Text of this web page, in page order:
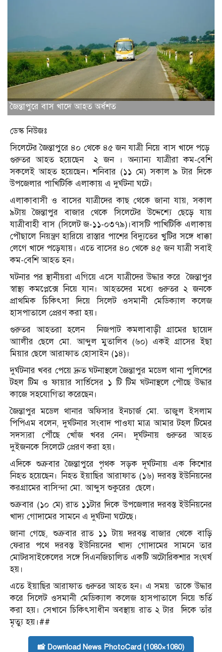
জৈন্তাপুরে বাস খাদে আহত অর্ধশত
ডেস্ক নিউজঃ
সিলেটের জৈন্তাপুরে ৪০ থেকে ৪৫ জন যাত্রী নিয়ে বাস খাদে পড়ে
গুরুতর আহত হয়েছেন ২ জন । অন্যান্য যাত্রীরা কম-বেশি
সকলেই আহত হয়েছেন। শনিবার (১১ মে) সকাল ৯ টার দিকে
উপজেলার পাখিটিকি এলাকায় এ দুর্ঘটনা ঘটে।
এলাকাবাসী ও বাসের যাত্রীদের কাছ থেকে জানা যায়, সকাল
৯টায় জৈন্তাপুর বাজার থেকে সিলেটের উদ্দেশ্যে ছেড়ে যায়
যাত্রীবাহী বাস (সিলেট জ-১১-০৩৭৯)।বাসটি পাখিটিকি এলাকায়
পৌছালে নিয়ন্ত্রণ হারিয়ে রাস্তার পাশের বিদ্যুতের খুটির সঙ্গে ধাক্কা
লেগে খাদে পড়েযায়। এতে বাসের ৪০ থেকে ৪৫ জন যাত্রী সবাই
কম-বেশি আহত হন।
ঘটনার পর স্থানীয়রা এগিয়ে এসে যাত্রীদের উদ্ধার করে জৈন্তাপুর
স্বাস্থ্য কমপ্লেক্সে নিয়ে যান। আহতদের মধ্যে গুরুতর ২ জনকে
প্রাথমিক চিকিৎসা দিয়ে সিলেট ওসমানী মেডিক্যাল কলেজ
হাসপাতালে প্রেরণ করা হয়।
গুরুতর আহতরা হলেন নিজপাট কমলাবাড়ী গ্রামের ছায়েদ
আালীর ছেলে মো. আব্দুল মুতালিব (৬০) একই গ্রাসের ইছা
মিয়ার ছেলে আরাফাত হোসাইন (১৪)।
দুর্ঘটনার খবর পেয়ে দ্রুত ঘটনাস্থলে জৈন্তাপুর মডেল থানা পুলিশের
টহল টিম ও ফায়ার সার্ভিসের ১ টি টিম ঘটনাস্থলে পৌছে উদ্ধার
কাজে সহযোগিতা করেছেন।
জৈন্তাপুর মডেল থানার অফিসার ইনচার্জ মো. তাজুল ইসলাম
পিপিএম বলেন, দুর্ঘটনার সংবাদ পাওযা মাত্র আমার টহল টিমের
সদস্যরা পৌঁছে খোঁজ খবর নেন। দূর্ঘটনায় গুরুতর আহত
দুইজনকে সিলেটে প্রেরণ করা হয়।
এদিকে শুক্রবার জৈন্তাপুরে পৃথক সড়ক দূর্ঘটনায় এক কিশোর
নিহত হয়েছেন। নিহত ইয়াছির আরাফাত (১৬) দরবস্ত ইউনিয়নের
করগ্রামের বাসিন্দা মো. আব্দুস শুকুরের ছেলে।
শুক্রবার (১০ মে) রাত ১১টার দিকে উপজেলার দরবস্ত ইউনিয়নের
খাদ্য গোদামের সামনে এ দুর্ঘটনা ঘটেছে।
জানা গেছে, শুক্রবার রাত ১১ টায় দরবন্ত বাজার থেকে বাড়ি
ফেরার পথে দরবস্ত ইউনিয়নের খাদ্য গোদামের সামনে তার
মোটরসাইকেলের সঙ্গে সিএনজিচালিত একটি অটোরিকশার সংঘর্ষ
হয়।
এতে ইয়াছির আরাফাত গুরুতর আহত হন। এ সময় তাকে উদ্ধার
করে সিলেট ওসমানী মেডিক্যাল কলেজ হাসপাতালে নিয়ে ভর্তি
করা হয়। সেখানে চিকিৎসাধীন অবস্থায় রাত ২ টার দিকে তাঁর
মৃত্যু হয়।##
📸 Download News PhotoCard (1080×1080)